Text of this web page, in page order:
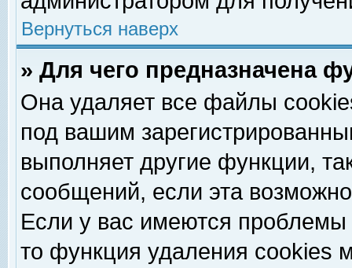
Вернуться наверх
» Для чего предназначена
Она удаляет все файлы
под вашим
выполняет другие функции,
сообщений, если эта
Если у вас имеются
то функция удаления cookies